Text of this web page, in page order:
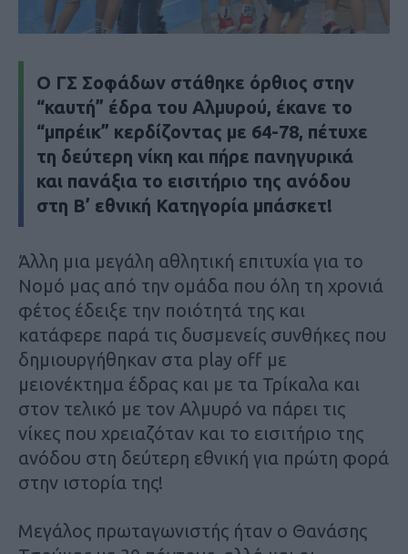
Ο ΓΣ Σοφάδων στάθηκε όρθιος στην
“καυτή” έδρα του Αλμυρού, έκανε το
“μπρέικ” κερδίζοντας με 64-78, πέτυχε
τη δεύτερη νίκη και πήρε πανηγυρικά
και πανάξια το εισιτήριο της ανόδου
στη Β’ εθνική Κατηγορία μπάσκετ!
Άλλη μια μεγάλη αθλητική επιτυχία για το
Νομό μας από την ομάδα που όλη τη χρονιά
φέτος έδειξε την ποιότητά της και
κατάφερε παρά τις δυσμενείς συνθήκες που
δημιουργήθηκαν στα play off με
μειονέκτημα έδρας και με τα Τρίκαλα και
στον τελικό με τον Αλμυρό να πάρει τις
νίκες που χρειαζόταν και το εισιτήριο της
ανόδου στη δεύτερη εθνική για πρώτη φορά
στην ιστορία της!
Μεγάλος πρωταγωνιστής ήταν ο Θανάσης